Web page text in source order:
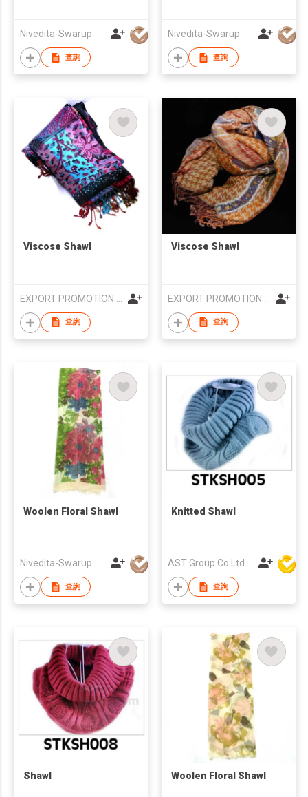
Nivedita-Swarup
查詢
Nivedita-Swarup
查詢
Viscose Shawl
查詢
Viscose Shawl
查詢
Woolen Floral Shawl
Nivedita-Swarup
查詢
Knitted Shawl
AST Group Co Ltd
查詢
Shawl Woolen Floral Shawl